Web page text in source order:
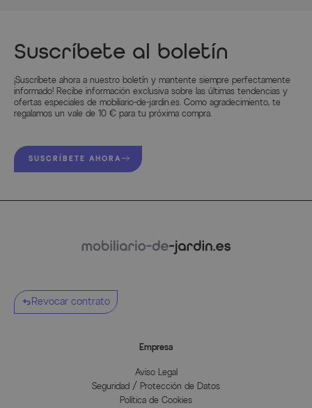
Suscríbete al boletín
¡Suscríbete ahora a nuestro boletín y mantente siempre perfectamente
informado! Recibe información exclusiva sobre las últimas tendencias y
ofertas especiales de mobiliario-de-jardin.es. Como agradecimiento, te
regalamos un vale de 10 € para tu próxima compra.
SUSCRÍBETE AHORA
Revocar contrato
Empresa
Aviso Legal
Seguridad / Protección de Datos
Política de Cookies